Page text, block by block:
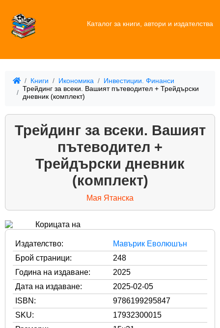
Каталог за книги, автори и издателства
Книги Икономика
Инвестиции. Финанси
Трейдинг за всеки. Вашият пътеводител + Трейдърски
дневник (комплект)
Трейдинг за всеки. Вашият
пътеводител +
Трейдърски дневник
(комплект)
Мая Ятанска
Издателство:
Мавърик Еволюшън
Брой страници:
248
Година на издаване:
2025
Дата на издаване:
2025-02-05
ISBN:
9786199295847
SKU:
17932300015